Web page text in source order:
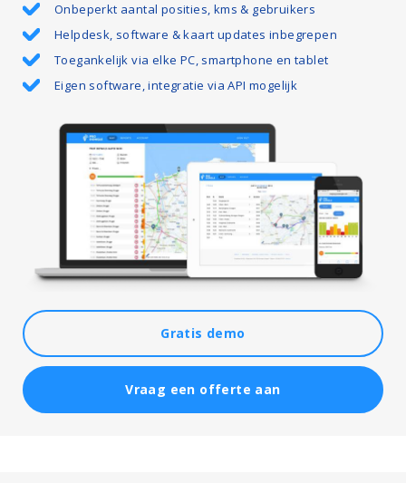
Gratis demo
Vraag een offerte aan
Onbeperkt aantal posities, kms & gebruikers
Helpdesk, software & kaart updates inbegrepen
Toegankelijk via elke PC, smartphone en tablet
Eigen software, integratie via API mogelijk